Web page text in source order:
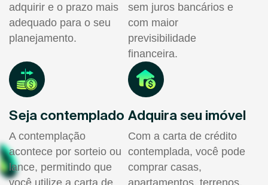
adquirir e o prazo mais
adequado para o seu
planejamento.
sem juros bancários e
com maior
previsibilidade
financeira.
Seja contemplado
A contemplação
acontece por sorteio ou
lance, permitindo que
você utilize a carta de
Adquira seu imóvel
Com a carta de crédito
contemplada, você pode
comprar casas,
apartamentos, terrenos,